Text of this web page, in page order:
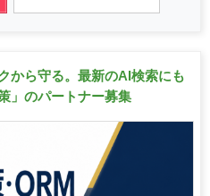
から守る。最新のAI検索にも
」のパートナー募集